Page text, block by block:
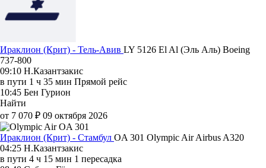
Ираклион (Крит) - Тель-Авив LY 5126 El Al (Эль Аль) Boeing
737-800
09:10 Н.Казантзакис
в пути 1 ч 35 мин Прямой рейс
10:45 Бен Гурион
Найти
от 7 070 ₽ 09 октября 2026
Ираклион (Крит) - Стамбул OA 301 Olympic AirAirbus A320
04:25 Н.Казантзакис
в пути 4 ч 15 мин 1 пересадка